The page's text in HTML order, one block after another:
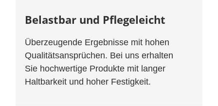
Belastbar und Pflegeleicht
Überzeugende Ergebnisse mit hohen
Qualitätsansprüchen. Bei uns erhalten
Sie hochwertige Produkte mit langer
Haltbarkeit und hoher Festigkeit.